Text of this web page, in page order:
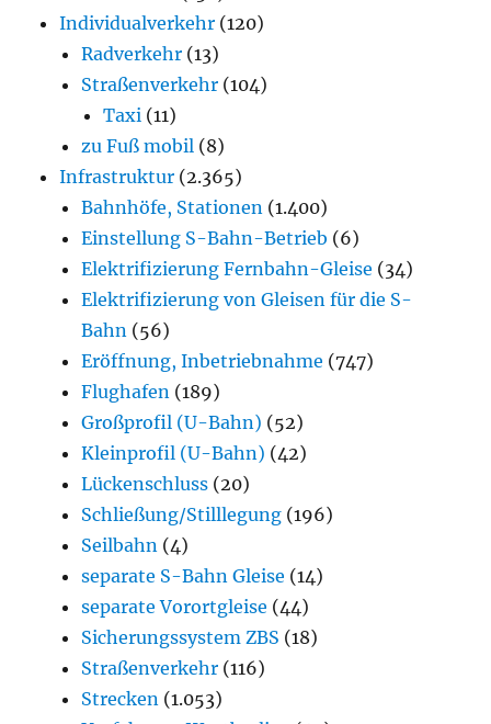
Individualverkehr (120)
Radverkehr (13)
Straßenverkehr (104)
Taxi (11)
zu Fuß mobil (8)
Infrastruktur (2.365)
Bahnhöfe, Stationen (1.400)
Einstellung S-Bahn-Betrieb (6)
Elektrifizierung Fernbahn-Gleise (34)
Elektrifizierung von Gleisen für die S-
Bahn (56)
Eröffnung, Inbetriebnahme (747)
Flughafen (189)
Großprofil (U-Bahn) (52)
Kleinprofil (U-Bahn) (42)
Lückenschluss (20)
Schließung/Stilllegung (196)
Seilbahn (4)
separate S-Bahn Gleise (14)
separate Vorortgleise (44)
Sicherungssystem ZBS (18)
Straßenverkehr (116)
Strecken (1.053)